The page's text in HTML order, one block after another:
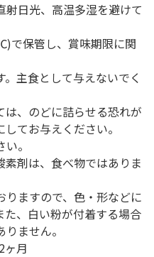
射日光、高温多湿を避けて
で保管し、賞味期限に関
。主食として与えないでく
は、のどに詰らせる恐れが
てお与えください。
。
素剤は、食べ物ではありま
りますので、色・形などに
、白い粉が付着する場合
ません。
ヶ月